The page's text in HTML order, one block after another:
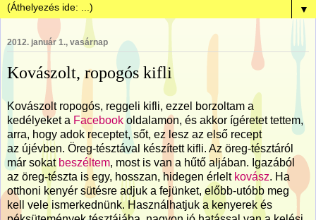
▼
2012. január 1., vasárnap
Kovászolt, ropogós kifli
Kovászolt ropogós, reggeli kifli, ezzel borzoltam a
kedélyeket a Facebook oldalamon, és akkor ígéretet tettem,
arra, hogy adok receptet, sőt, ez lesz az első recept
az újévben. Öreg-tésztával készített kifli. Az öreg-tésztáról
már sokat beszéltem, most is van a hűtő aljában. Igazából
az öreg-tészta is egy, hosszan, hidegen érlelt kovász. Ha
otthoni kenyér sütésre adjuk a fejünket, előbb-utóbb meg
kell vele ismerkednünk. Használhatjuk a kenyerek és